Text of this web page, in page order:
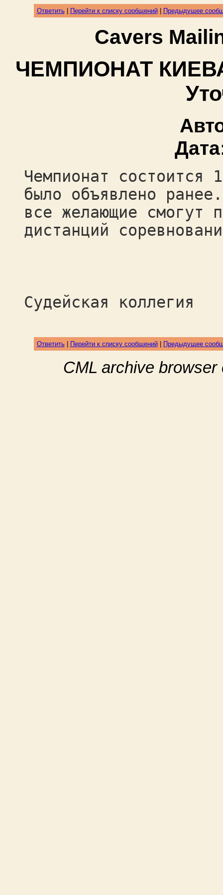
Ответить| Перейти к списку сообщений| Предыдущее
Cavers
ЧЕМПИОНАТ
Чемпионат
было объявлено
все желающие смогут
дистанций
Судейская коллегия
Ответить| Перейти к списку сообщений| Предыдущее
CML archive